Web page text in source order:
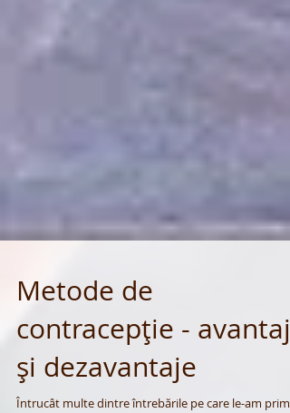
Metode de
contracepție - avantaje
și dezavantaje